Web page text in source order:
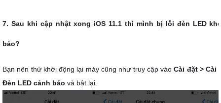
7. Sau khi cập nhật xong iOS 11.1 thì mình bị lỗi đèn LED
báo?
Bạn nên thử khởi động lại máy cũng như truy cập vàoCài đặt > Cài
Đèn LED cảnh báo và bật lại.